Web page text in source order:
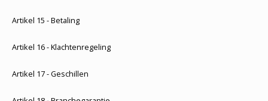
Artikel 15 - Betaling
Artikel 16 - Klachtenregeling
Artikel 17 - Geschillen